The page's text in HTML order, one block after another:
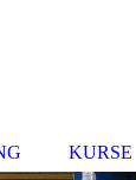
KURSE